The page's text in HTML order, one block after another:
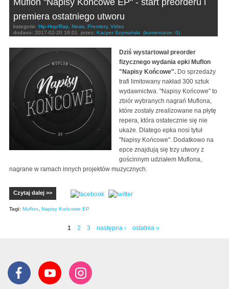
Muflon "Napisy Końcowe EP" - start preorderu i
premiera ostatniego utworu
kategorie: Hip-Hop/Rap, News, Premiery, Video
dodano: 2017-02-20 18:01 przez: Kacper Szymański (komentarze: 0)
Dziś wystartował preorder
fizycznego wydania epki Muflon
"Napisy Końcowe". Do sprzedaży
trafi limitowany nakład 300 sztuk
wydawnictwa. "Napisy Końcowe" to
zbiór wybranych nagrań Muflona,
które zostały zrealizowane na płytę
repera, która ostatecznie się nie
ukaże. Dlatego epka nosi tytuł
"Napisy Końcowe". Dodatkowo na
epce znajdują się trzy utwory z
gościnnym udziałem Muflona,
nagrane w ramach innych projektów muzycznych.
Czytaj dalej >>
Tagi: Muflon, Napisy Końcowe EP
1 2 3 następna › ostatnia »